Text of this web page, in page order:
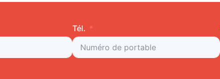
Tél.